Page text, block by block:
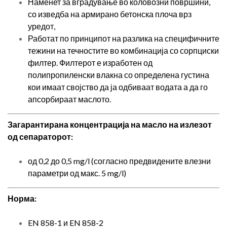
со изведба на армирано бетонска плоча врз
уредот,
Работат по принципот на разлика на специфичните
тежини на течностите во комбинација со сорпциски
филтер. Филтерот е изработен од
полипропиленски влакна со определена густина
кои имаат својство да ја одбиваат водата а да го
апсорбираат маслото.
Загарантирана концентрација на масло на излезот
од сепараторот:
од 0,2 до 0,5 mg/l (согласно предвидените влезни
параметри од макс. 5 mg/l)
Норма:
EN 858-1 и EN 858-2